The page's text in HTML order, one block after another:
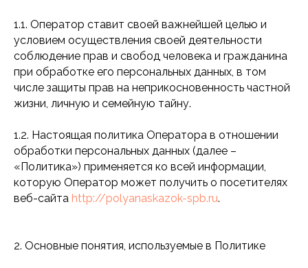
1.1. Оператор ставит своей важнейшей целью и
условием осуществления своей деятельности
соблюдение прав и свобод человека и гражданина
при обработке его персональных данных, в том
числе защиты прав на неприкосновенность частной
жизни, личную и семейную тайну.
1.2. Настоящая политика Оператора в отношении
обработки персональных данных (далее –
«Политика») применяется ко всей информации,
которую Оператор может получить о посетителях
веб-сайта http://polyanaskazok-spb.ru.
2. Основные понятия, используемые в Политике